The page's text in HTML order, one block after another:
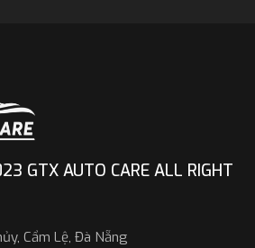
GTX AUTO CARE ALL RIGHT
Cẩm Lệ, Đà Nẵng